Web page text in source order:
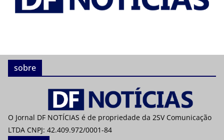
sobre
O Jornal DF NOTÍCIAS é de propriedade da 2SV Comunicação
LTDA CNPJ: 42.409.972/0001-84